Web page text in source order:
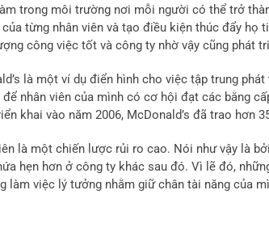
trong môi trường nơi mỗi người có thể trở
từng nhân viên và tạo điều kiện thúc đẩy họ
công việc tốt và công ty nhờ vậy cũng phát
là một ví dụ điển hình cho việc tập trung
nhân viên của mình có cơ hội đạt các bằng
khai vào năm 2006, McDonald’s đã trao hơn
là một chiến lược rủi ro cao. Nói như vậy là
hẹn hơn ở công ty khác sau đó. Vì lẽ đó,
làm việc lý tưởng nhằm giữ chân tài năng của